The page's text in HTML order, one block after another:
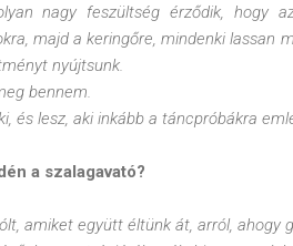
nagy feszültség érződik, hogy
majd a keringőre, mindenki lassan
nyújtsunk.
bennem.
és lesz, aki inkább a táncpróbákra
a szalagavató?
amiket együtt éltünk át, arról, ahogy